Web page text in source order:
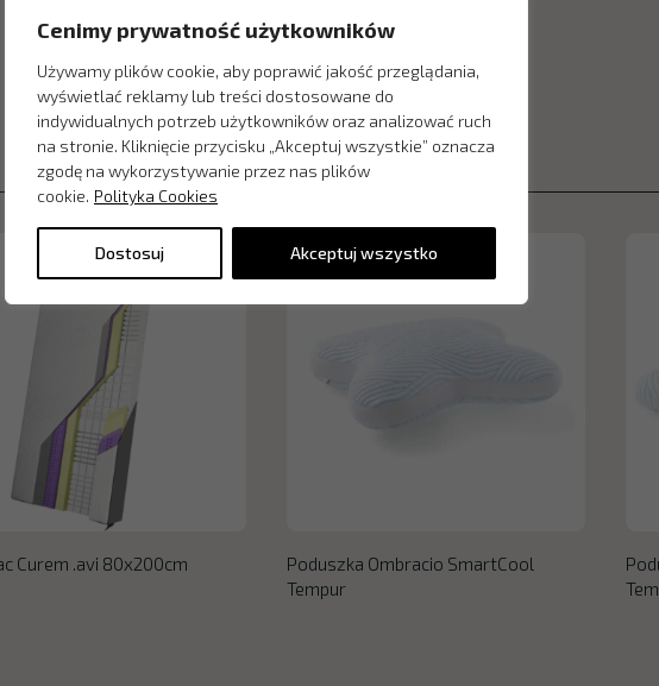
Cenimy prywatność użytkowników
Używamy plików cookie, aby poprawić jakość przeglądania,
wyświetlać reklamy lub treści dostosowane do
indywidualnych potrzeb użytkowników oraz analizować ruch
na stronie. Kliknięcie przycisku „Akceptuj wszystkie” oznacza
zgodę na wykorzystywanie przez nas plików
cookie. Polityka Cookies
Dostosuj Akceptuj wszystko
Curem .avi 80x200cm
Poduszka Ombracio SmartCool
Tempur